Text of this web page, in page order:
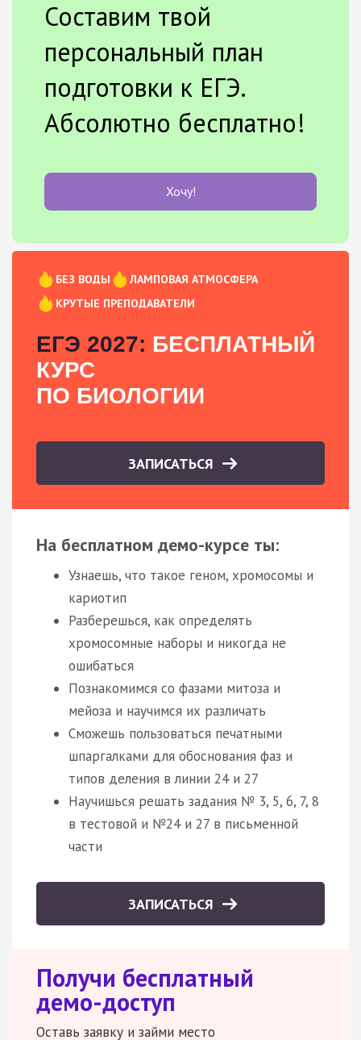
Составим твой
персональный план
подготовки к ЕГЭ.
Абсолютно бесплатно!
Хочу!
БЕЗ ВОДЫ
ЛАМПОВАЯ АТМОСФЕРА
КРУТЫЕ ПРЕПОДАВАТЕЛИ
ЕГЭ 2027: БЕСПЛАТНЫЙ
КУРС
ПО БИОЛОГИИ
ЗАПИСАТЬСЯ
На бесплатном демо-курсе ты:
Узнаешь, что такое геном, хромосомы и
кариотип
Разберешься, как определять
хромосомные наборы и никогда не
ошибаться
Познакомимся со фазами митоза и
мейоза и научимся их различать
Сможешь пользоваться печатными
шпаргалками для обоснования фаз и
типов деления в линии 24 и 27
Научишься решать задания № 3, 5, 6, 7, 8
в тестовой и №24 и 27 в письменной
части
ЗАПИСАТЬСЯ
Получи бесплатный
демо-доступ
Оставь заявку и займи место